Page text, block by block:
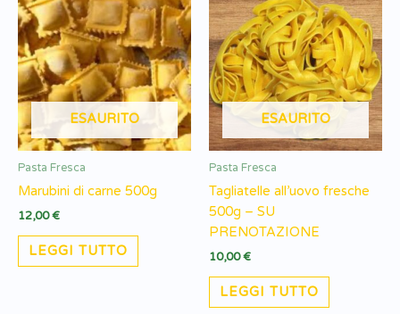
ESAURITO
Pasta Fresca
Marubini di carne 500g
12,00€
LEGGI TUTTO
ESAURITO
Pasta Fresca
Tagliatelle all’uovo fresche
500g – SU
PRENOTAZIONE
10,00€
LEGGI TUTTO